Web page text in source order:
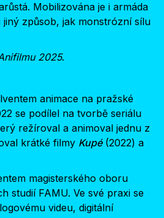
Mobilizována je i armáda
jiný způsob, jak monstrózní sílu
2025.
animace na pražské
se podílel na tvorbě seriálu
režíroval a animoval jednu z
krátké filmy Kupé (2022) a
magisterského oboru
studií FAMU. Ve své praxi se
videu, digitální